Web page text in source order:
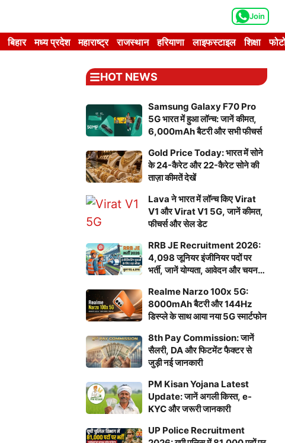
Join
बिहार मध्य प्रदेश महाराष्ट्र राजस्थान हरियाणा लाइफस्टाइल शिक्षा
HOT NEWS
Samsung Galaxy F70 Pro
5G भारत में हुआ लॉन्च: जानें कीमत,
6,000mAh बैटरी और सभी फीचर्स
Gold Price Today: भारत में सोने
के 24-कैरेट और 22-कैरेट सोने की
ताज़ा कीमतें देखें
Lava ने भारत में लॉन्च किए Virat
V1 और Virat V1 5G, जानें कीमत,
फीचर्स और सेल डेट
RRB JE Recruitment 2026:
4,098 जूनियर इंजीनियर पदों पर
भर्ती, जानें योग्यता, आवेदन और चयन
Realme Narzo 100x 5G:
8000mAh बैटरी और 144Hz
डिस्प्ले के साथ आया नया 5G स्मार्टफोन
8th Pay Commission: जानें
सैलरी, DA और फिटमेंट फैक्टर से
जुड़ी नई जानकारी
PM Kisan Yojana Latest
Update: जानें अगली किस्त, e-
KYC और जरूरी जानकारी
UP Police Recruitment